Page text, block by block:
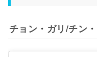
チョン・ガリ/チン